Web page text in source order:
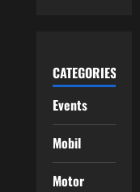
CATEGORIES
Events
Mobil
Motor